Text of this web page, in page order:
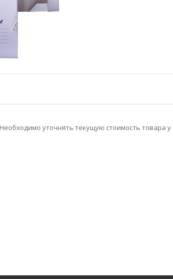
уточнять текущую стоимость товара у